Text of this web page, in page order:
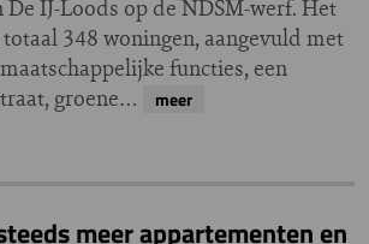
IJ-Loods op de NDSM-werf. Het
348 woningen, aangevuld met
functies, een
groene…
meer
meer appartementen en